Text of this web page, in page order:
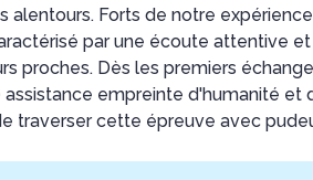
alentours. Forts de notre
par une écoute attentive
proches. Dès les premiers
empreinte d'humanité et
traverser cette épreuve avec